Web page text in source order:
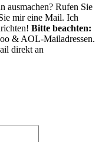
ausmachen? Rufen Sie
mir eine Mail. Ich
Bitte beachten:
& AOL-Mailadressen.
direkt an